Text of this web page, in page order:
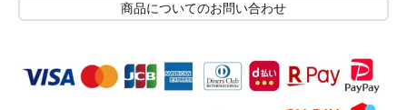
商品についてのお問い合わせ